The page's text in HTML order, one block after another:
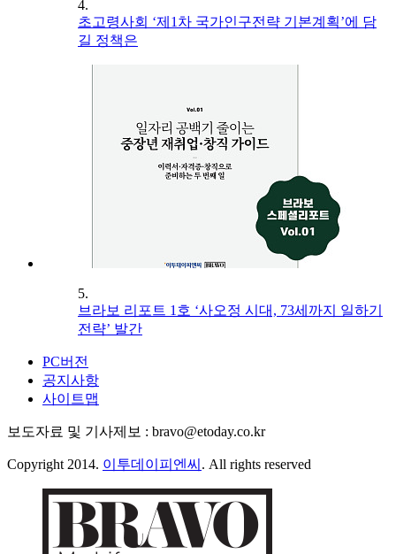
4.
초고령사회 ‘제1차 국가인구전략 기본계획’에 담
길 정책은
5.
브라보 리포트 1호 ‘사오정 시대, 73세까지 일하기
전략’ 발간
PC버전
공지사항
사이트맵
보도자료 및 기사제보 : bravo@etoday.co.kr
Copyright 2014. 이투데이피엔씨 . All rights reserved